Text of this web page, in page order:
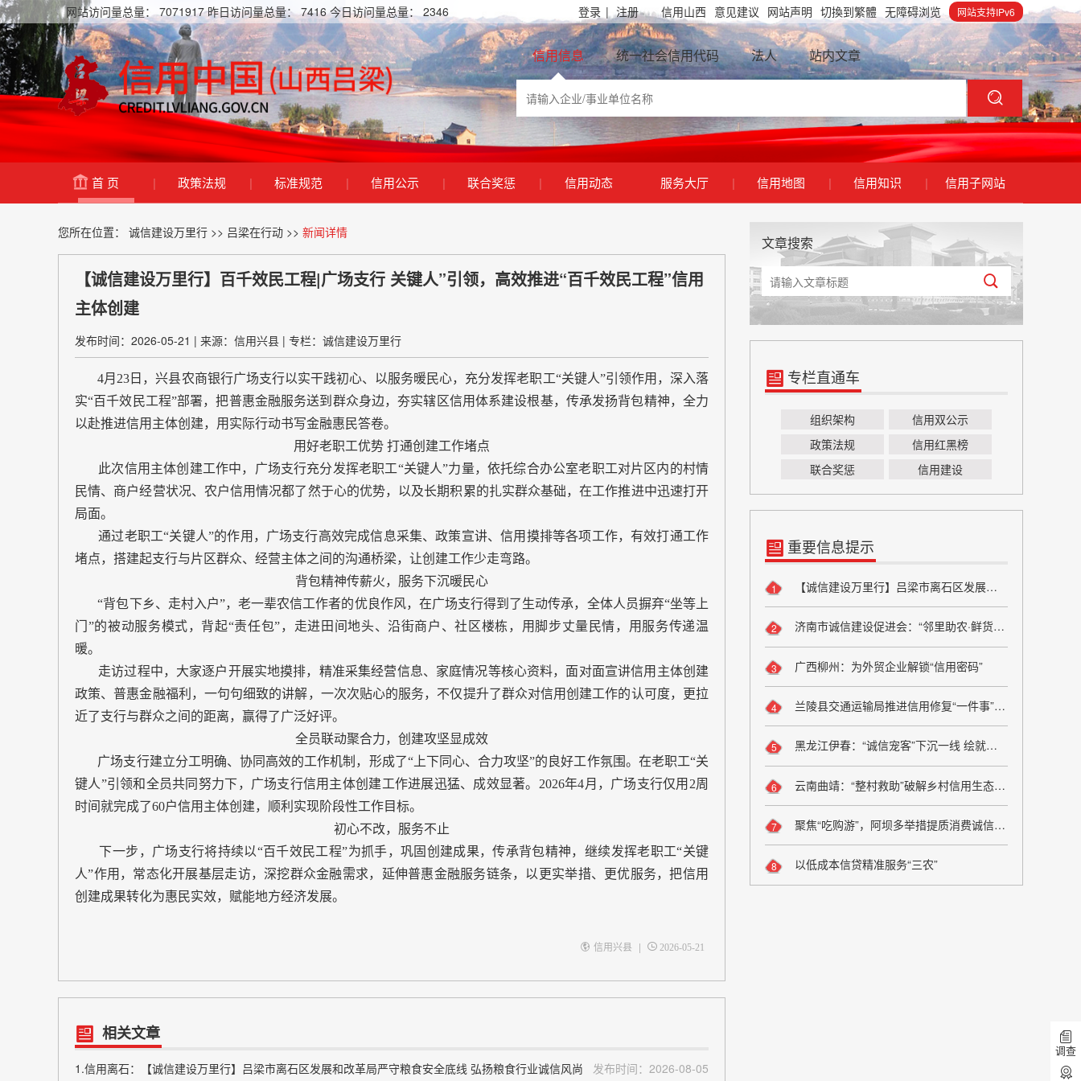
网站访问量总量： 7071917 昨日访问量总量： 7416 今日访问量总量： 2346 网站支持IPv6
无障碍浏览
切換到繁體
网站声明
意见建议
信用山西
登录 | 注册
信用信息 统一社会信用代码 法人 站内文章
首 页 | 政策法规 | 标准规范 | 信用公示 | 联合奖惩 | 信用动态 服务大厅 | 信用地图 | 信用知识 | 信用子网站
您所在位置： 诚信建设万里行 >> 吕梁在行动 >> 新闻详情
【诚信建设万里行】百千效民工程|广场支行 关键人”引领，高效推进“百千效民工程”信用
主体创建
发布时间：2026-05-21 | 来源：信用兴县 | 专栏：诚信建设万里行
4月23日，兴县农商银行广场支行以实干践初心、以服务暖民心，充分发挥老职工“关键人”引领作用，深入落
实“百千效民工程”部署，把普惠金融服务送到群众身边，夯实辖区信用体系建设根基，传承发扬背包精神，全力
以赴推进信用主体创建，用实际行动书写金融惠民答卷。
用好老职工优势 打通创建工作堵点
此次信用主体创建工作中，广场支行充分发挥老职工“关键人”力量，依托综合办公室老职工对片区内的村情
民情、商户经营状况、农户信用情况都了然于心的优势，以及长期积累的扎实群众基础，在工作推进中迅速打开
局面。
通过老职工“关键人”的作用，广场支行高效完成信息采集、政策宣讲、信用摸排等各项工作，有效打通工作
堵点，搭建起支行与片区群众、经营主体之间的沟通桥梁，让创建工作少走弯路。
背包精神传薪火，服务下沉暖民心
“背包下乡、走村入户”，老一辈农信工作者的优良作风，在广场支行得到了生动传承，全体人员摒弃“坐等上
门”的被动服务模式，背起“责任包”，走进田间地头、沿街商户、社区楼栋，用脚步丈量民情，用服务传递温
暖。
走访过程中，大家逐户开展实地摸排，精准采集经营信息、家庭情况等核心资料，面对面宣讲信用主体创建
政策、普惠金融福利，一句句细致的讲解，一次次贴心的服务，不仅提升了群众对信用创建工作的认可度，更拉
近了支行与群众之间的距离，赢得了广泛好评。
全员联动聚合力，创建攻坚显成效
广场支行建立分工明确、协同高效的工作机制，形成了“上下同心、合力攻坚”的良好工作氛围。在老职工“关
键人”引领和全员共同努力下，广场支行信用主体创建工作进展迅猛、成效显著。2026年4月，广场支行仅用2周
时间就完成了60户信用主体创建，顺利实现阶段性工作目标。
初心不改，服务不止
下一步，广场支行将持续以“百千效民工程”为抓手，巩固创建成果，传承背包精神，继续发挥老职工“关键
人”作用，常态化开展基层走访，深挖群众金融需求，延伸普惠金融服务链条，以更实举措、更优服务，把信用
创建成果转化为惠民实效，赋能地方经济发展。
信用兴县 | 2026-05-21
相关文章
1.信用离石：【诚信建设万里行】吕梁市离石区发展和改革局严守粮食安全底线 弘扬粮食行业诚信风尚
发布时间：2026-08-05
文章搜索
专栏直通车
组织架构
信用双公示
政策法规
信用红黑榜
联合奖惩
信用建设
重要信息提示
【诚信建设万里行】吕梁市离石区发展和改革局严守粮食安全底线 弘扬粮食行业诚信风尚
1
济南市诚信建设促进会：“邻里助农·鲜货进社区”座谈会成功举办 搭建“田间到餐桌”直供桥梁
2
广西柳州：为外贸企业解锁“信用密码”
3
兰陵县交通运输局推进信用修复“一件事”改革
4
黑龙江伊春：“诚信宠客”下沉一线 绘就旅游服务新图景
5
云南曲靖：“整村救助”破解乡村信用生态修复难题
6
聚焦“吃购游”，阿坝多举措提质消费诚信维权
7
以低成本信贷精准服务“三农”
8
调查